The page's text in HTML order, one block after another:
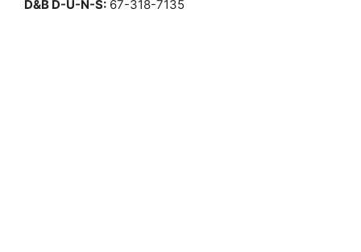
D&B D-U-N-S: 67-318-7135